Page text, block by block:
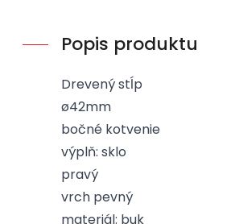
Popis produktu
Drevený stĺp
ø42mm
bočné kotvenie
výplň: sklo
pravý
vrch pevný
materiál: buk